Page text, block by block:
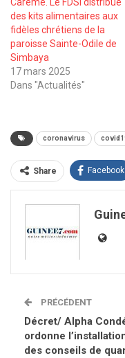
des kits alimentaires aux
fidèles chrétiens de la
paroisse Sainte-Odile de
Simbaya
17 mars 2025
Dans "Actualités"
coronavirus
Share Facebook
PRÉCÉDENT
Décret/ Alpha
ordonne
des conseils de